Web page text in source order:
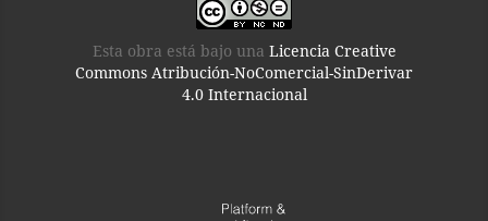
Esta obra está bajo una Licencia Creative
Commons Atribución-NoComercial-SinDerivar
4.0 Internacional